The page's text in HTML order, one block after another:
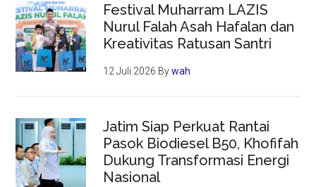
Festival Muharram LAZIS
Nurul Falah Asah Hafalan dan
Kreativitas Ratusan Santri
12 Juli 2026 Bywah
Jatim Siap Perkuat Rantai
Pasok Biodiesel B50, Khofifah
Dukung Transformasi Energi
Nasional